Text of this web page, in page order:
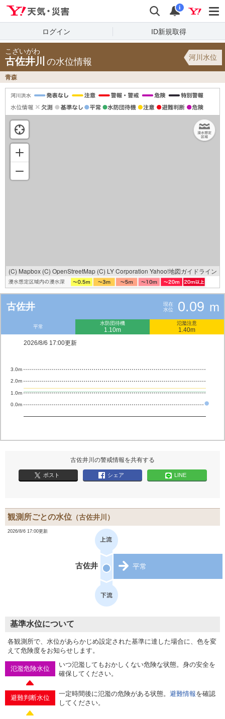
検索 通知
i
ログイン ID新規取得
こざいがわ
古佐井川 の水位情報 河川水位
青森
(C) Mapbox (C) OpenStreetMap (C) LY Corporation Yahoo!地図ガイドライン
古佐井
現在
水位
0.09 m
平常
水防団待機
1.10m
氾濫注意
1.40m
2026/8/6 17:00更新
0.0m
1.0m
2.0m
3.0m
古佐井川の警戒情報を共有する
ポスト シェア LINE
観測所ごとの水位 （古佐井川）
2026/8/6 17:00更新
古佐井 平常
基準水位について
各観測所で、水位があらかじめ設定された基準に達した場合に、色を変
えて危険度をお知らせします。
氾濫危険水位
いつ氾濫してもおかしくない危険な状態。身の安全を
確保してください。
避難判断水位
一定時間後に氾濫の危険がある状態。 避難情報を確認
してください。